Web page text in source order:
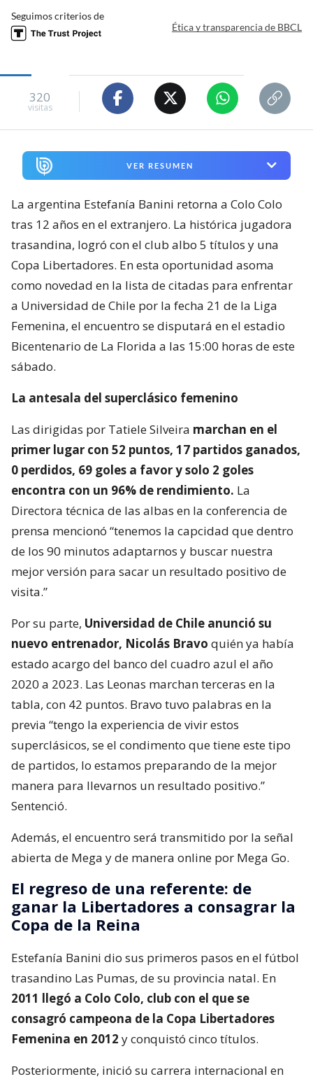
Seguimos criterios de
Ética y transparencia de BBCL
320
visitas
VER RESUMEN
La argentina Estefanía Banini retorna a Colo Colo
tras 12 años en el extranjero. La histórica jugadora
trasandina, logró con el club albo 5 títulos y una
Copa Libertadores. En esta oportunidad asoma
como novedad en la lista de citadas para enfrentar
a Universidad de Chile por la fecha 21 de la Liga
Femenina, el encuentro se disputará en el estadio
Bicentenario de La Florida a las 15:00 horas de este
sábado.
La antesala del superclásico femenino
Las dirigidas por Tatiele Silveira marchan en el
primer lugar con 52 puntos, 17 partidos ganados,
0 perdidos, 69 goles a favor y solo 2 goles
encontra con un 96% de rendimiento. La
Directora técnica de las albas en la conferencia de
prensa mencionó “tenemos la capcidad que dentro
de los 90 minutos adaptarnos y buscar nuestra
mejor versión para sacar un resultado positivo de
visita.”
Por su parte, Universidad de Chile anunció su
nuevo entrenador, Nicolás Bravo quién ya había
estado acargo del banco del cuadro azul el año
2020 a 2023. Las Leonas marchan terceras en la
tabla, con 42 puntos. Bravo tuvo palabras en la
previa “tengo la experiencia de vivir estos
superclásicos, se el condimento que tiene este tipo
de partidos, lo estamos preparando de la mejor
manera para llevarnos un resultado positivo.”
Sentenció.
Además, el encuentro será transmitido por la señal
abierta de Mega y de manera online por Mega Go.
El regreso de una referente: de
ganar la Libertadores a consagrar la
Copa de la Reina
Estefanía Banini dio sus primeros pasos en el fútbol
trasandino Las Pumas, de su provincia natal. En
2011 llegó a Colo Colo, club con el que se
consagró campeona de la Copa Libertadores
Femenina en 2012 y conquistó cinco títulos.
Posteriormente, inició su carrera internacional en